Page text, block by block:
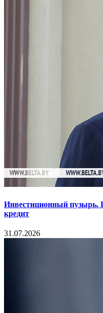
Инвестиционный пузырь.
кредит
31.07.2026